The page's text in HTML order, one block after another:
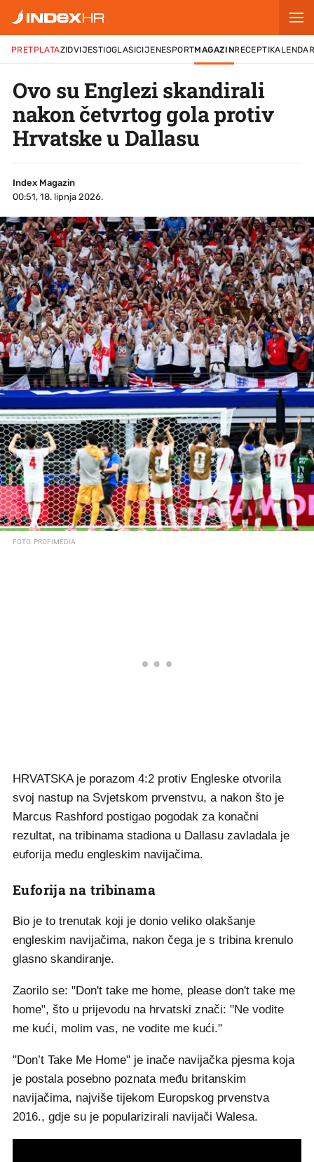
PRETPLATAZIDVIJESTIOGLASICIJENESPORTMAGAZINRECEPTI
Ovo su Englezi skandirali
nakon četvrtog gola protiv
Hrvatske u Dallasu
Index Magazin
00:51, 18. lipnja 2026.
FOTO: PROFIMEDIA
HRVATSKA je porazom 4:2 protiv Engleske otvorila
svoj nastup na Svjetskom prvenstvu, a nakon što je
Marcus Rashford postigao pogodak za konačni
rezultat, na tribinama stadiona u Dallasu zavladala je
euforija među engleskim navijačima.
Euforija na tribinama
Bio je to trenutak koji je donio veliko olakšanje
engleskim navijačima, nakon čega je s tribina krenulo
glasno skandiranje.
Zaorilo se: "Don't take me home, please don't take me
home", što u prijevodu na hrvatski znači: "Ne vodite
me kući, molim vas, ne vodite me kući."
"Don’t Take Me Home" je inače navijačka pjesma koja
je postala posebno poznata među britanskim
navijačima, najviše tijekom Europskog prvenstva
2016., gdje su je popularizirali navijači Walesa.